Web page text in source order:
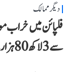
دیگر ممالک
فلپائن میں خراب
سے 3 لاکھ 80 ہزار سے زائد افراد متاثر